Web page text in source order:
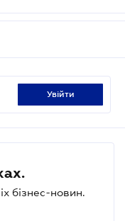
увійти
бізнес-новин.